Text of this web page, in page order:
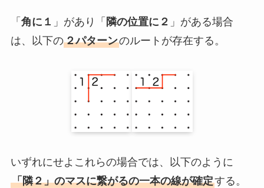
「 角に１ 」があり「 隣の位置に２ 」がある場合
は、以下の２パターンのルートが存在する。
いずれにせよこれらの場合では、以下のように
「隣２」のマスに繋がるの一本の線が確定する。